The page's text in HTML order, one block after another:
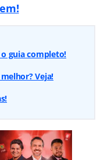
o guia completo!
Veja!